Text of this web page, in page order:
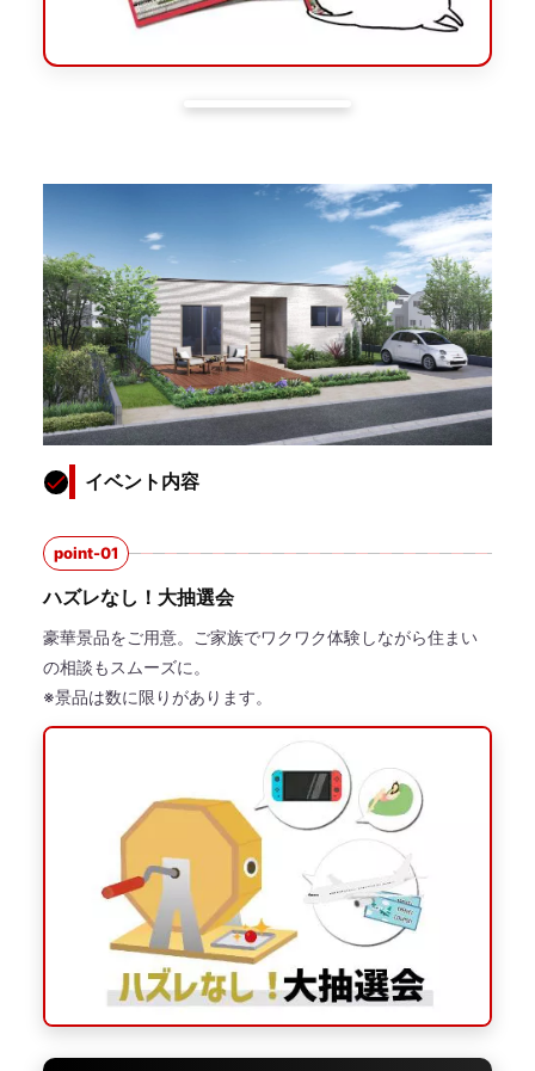
イベント内容
point-01
ハズレなし！大抽選会
豪華景品をご用意。ご家族でワクワク体験しながら住まい
の相談もスムーズに。
※景品は数に限りがあります。